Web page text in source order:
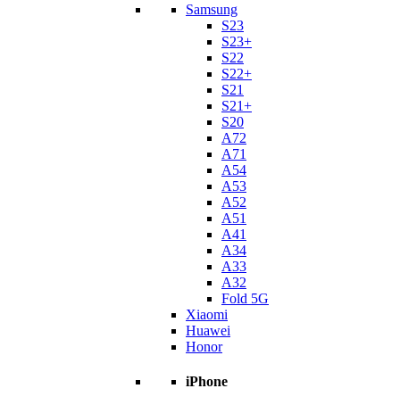
Samsung
S23
S23+
S22
S22+
S21
S21+
S20
A72
A71
A54
A53
A52
A51
A41
A34
A33
A32
Fold 5G
Xiaomi
Huawei
Honor
iPhone